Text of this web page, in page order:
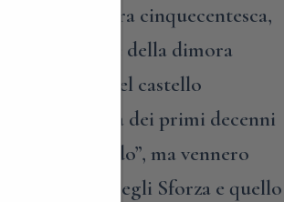
tipica dimora cinquecentesca,
principale della dimora
delle assi del castello
socio-politica dei primi decenni
lombardo”, ma vennero
il dominio degli Sforza e quello